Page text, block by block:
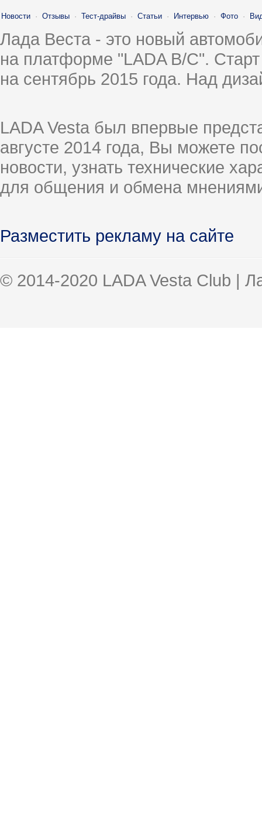
Новости · Отзывы · Тест-драйвы · Статьи · Интервью · Фото ·
Лада Веста - это новый
на платформе "LADA B/C".
на сентябрь 2015 года. Над
LADA Vesta был впервые
августе 2014 года, Вы можете
новости, узнать технические
для общения и обмена
Разместить рекламу на сайте
© 2014-2020 LADA Vesta Club |